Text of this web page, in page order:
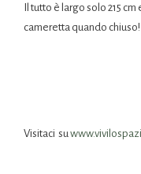
Il tutto è largo solo 215
cameretta quando chiuso!
Visitaci su